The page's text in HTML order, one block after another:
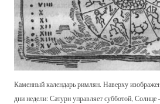
Каменный календарь римлян. Наверху
дни недели: Сатурн управляет субботой,